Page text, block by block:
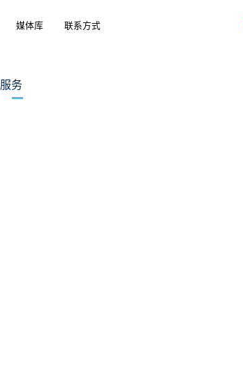
媒体库 联系方式
服务